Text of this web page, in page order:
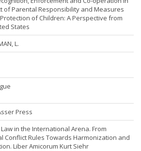
of Parental Responsibility and Measures
of Children: A Perspective from
States
L.
Press
in the International Arena. From
Conflict Rules Towards Harmonization and
Liber Amicorum Kurt Siehr